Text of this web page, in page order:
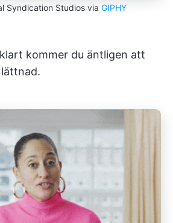
Syndication Studios via GIPHY
kommer du äntligen att